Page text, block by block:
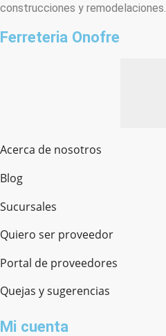
construcciones y remodelaciones.
Ferreteria Onofre
Acerca de nosotros
Blog
Sucursales
Quiero ser proveedor
Portal de proveedores
Quejas y sugerencias
Mi cuenta